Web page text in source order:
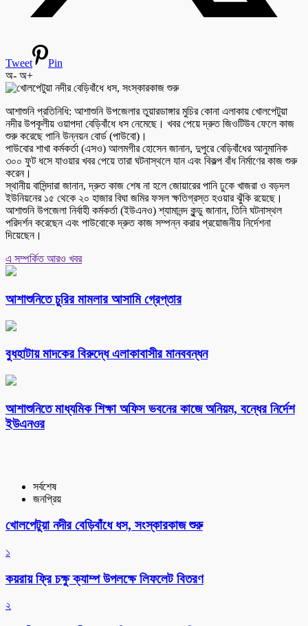
Tweet
Pin
অ- অ+
আশাশুনি প্রতিনিধি: আশাশুনি উপজেলার তুয়ারডাঙ্গার মুচির কোনা এলাকায় খোলপেটুয়া
নদীর উপকূলীয় ওয়াপদা বেড়িবাঁধে ধস নেমেছে। খবর পেয়ে দ্রুত জিওটিউব ফেলে কাজ
শুরু করেছে পানি উন্নয়ন বোর্ড (পাউবো)।
পাউবোর শাখা কর্মকর্তা (এসও) আলমগীর হোসেন জানান, দুপুরে বেড়িবাঁধের আনুমানিক
৩০০ ফুট ধসে যাওয়ার খবর পেয়ে তারা ঘটনাস্থলে যান এবং বিকল্প বাঁধ নির্মাণের কাজ শুরু
করেন।
স্থানীয় বাসিন্দারা জানান, দ্রুত কাজ শেষ না হলে জোয়ারের পানি ঢুকে খাজরা ও বড়দল
ইউনিয়নের ১৫ থেকে ২০ হাজার বিঘা জমির ফসল ক্ষতিগ্রস্ত হওয়ার ঝুঁকি রয়েছে।
আশাশুনি উপজেলা নির্বাহী কর্মকর্তা (ইউএনও) শ্যামানন্দ কুন্ডু জানান, তিনি ঘটনাস্থল
পরিদর্শন করেছেন এবং পাউবোকে দ্রুত কাজ সম্পন্ন করার প্রয়োজনীয় নির্দেশনা
দিয়েছেন।
এ সম্পর্কিত আরও খবর
আশাশুনিতে চুরির মামলার আসামি গ্রেপ্তার
বুধহাটায় মাদকের বিরুদ্ধে এলাকাবাসীর মানববন্ধন
আশাশুনিতে মাধ্যমিক শিক্ষা অফিস ভবনের কাজে অনিয়ম, বন্ধের নির্দেশ
ইউএনওর
সর্বশেষ
জনপ্রিয়
খোলপেটুয়া নদীর বেড়িবাঁধে ধস, সংস্কারকাজ শুরু
১
কয়রায় ফ্রি চক্ষু ক্যাম্প উপলক্ষে লিফলেট বিতরণ
২